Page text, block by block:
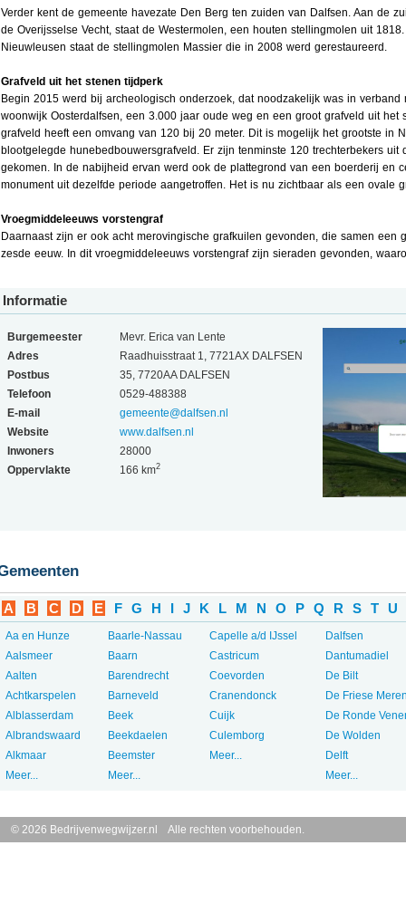
Verder kent de gemeente havezate Den Berg ten zuiden van Dalfsen. Aan de
de Overijsselse Vecht, staat de Westermolen, een houten stellingmolen uit
Nieuwleusen staat de stellingmolen Massier die in 2008 werd gerestaureerd.
Grafveld uit het stenen tijdperk
Begin 2015 werd bij archeologisch onderzoek, dat noodzakelijk was in
woonwijk Oosterdalfsen, een 3.000 jaar oude weg en een groot grafveld uit het
grafveld heeft een omvang van 120 bij 20 meter. Dit is mogelijk het grootste in
blootgelegde hunebedbouwersgrafveld. Er zijn tenminste 120 trechterbekers uit
gekomen. In de nabijheid ervan werd ook de plattegrond van een boerderij en
monument uit dezelfde periode aangetroffen. Het is nu zichtbaar als een ovale
Vroegmiddeleeuws vorstengraf
Daarnaast zijn er ook acht merovingische grafkuilen gevonden, die samen een
zesde eeuw. In dit vroegmiddeleeuws vorstengraf zijn sieraden gevonden,
Informatie
Burgemeester
Mevr. Erica van Lente
Adres
Raadhuisstraat 1, 7721AX DALFSEN
Postbus
35, 7720AA DALFSEN
Telefoon
0529-488388
E-mail
gemeente@dalfsen.nl
Website
www.dalfsen.nl
Inwoners
28000
Oppervlakte
166 km2
A B C D E F G H I J K L M N O P Q R S T U
Aa en Hunze
Aalsmeer
Aalten
Achtkarspelen
Alblasserdam
Albrandswaard
Alkmaar
Meer...
Baarle-Nassau
Baarn
Barendrecht
Barneveld
Beek
Beekdaelen
Beemster
Meer...
Capelle a/d IJssel
Castricum
Coevorden
Cranendonck
Cuijk
Culemborg
Meer...
Dalfsen
Dantumadiel
De Bilt
De Friese
De Ronde
De Wolden
Delft
Meer...
© 2026 Bedrijvenwegwijzer.nl Alle rechten voorbehouden.